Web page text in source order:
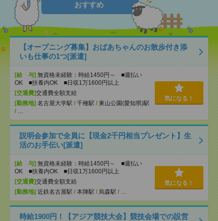
おすすめ
【オープニング募集】おばあちゃんのお散歩付き添
いも仕事の1つ[派遣]
[給 与] 無資格未経験：時給1450円～ ■週払い
OK ■扶養内OK ■日収1万1600円以上
[交通費]交通費全額支給
[勤務地] 名古屋大学駅 / 千種駅 / 東山公園(愛知県)駅
/ …
気になる！
説明会参加で全員に【現金2千円相当プレゼント】生
活のお手伝い[派遣]
[給 与] 無資格未経験：時給1450円～ ■週払い
OK ■扶養内OK ■日収1万1600円以上
[交通費]交通費全額支給
[勤務地] 近鉄名古屋駅 / 本陣駅 / 烏森駅 / …
気になる！
時給1900円！【アジア競技大会】競技会場での設営